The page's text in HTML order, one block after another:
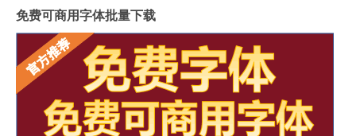
免费可商用字体批量下载